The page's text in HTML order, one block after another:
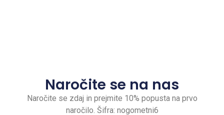
Naročite se na nas
Naročite se zdaj in prejmite 10% popusta na prvo
naročilo. Šifra: nogometni6